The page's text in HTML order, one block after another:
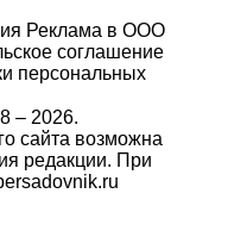
Реклама в ООО
соглашение
персональных
– 2026.
сайта возможна
редакции. При